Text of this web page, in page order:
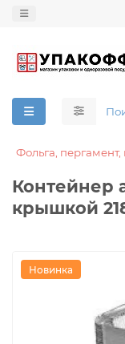
Фольга,
Контейнер
крышкой
Новинка